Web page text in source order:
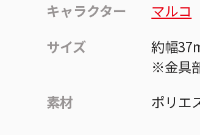
キャラクター
マルコ
サイズ
約幅
※金具
素材
ポリエ